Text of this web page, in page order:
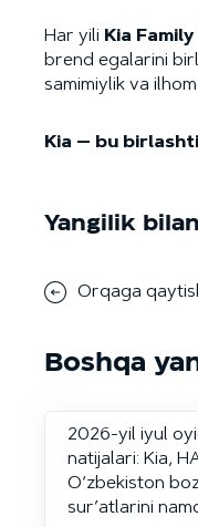
Har yili Kia Family
brend egalarini
samimiylik va
Kia — bu
Yangilik
Orqaga
Boshqa
2026-yil iyul
natijalari: Kia,
O‘zbekiston
sur’atlarini